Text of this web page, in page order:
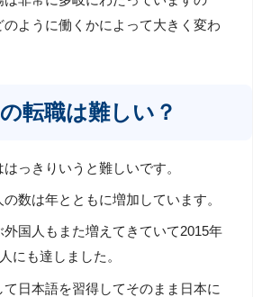
ように働くかによって大きく変わ
転職は難しい？
っきりいうと難しいです。
数は年とともに増加しています。
国人もまた増えてきていて2015年
にも達しました。
日本語を習得してそのまま日本に